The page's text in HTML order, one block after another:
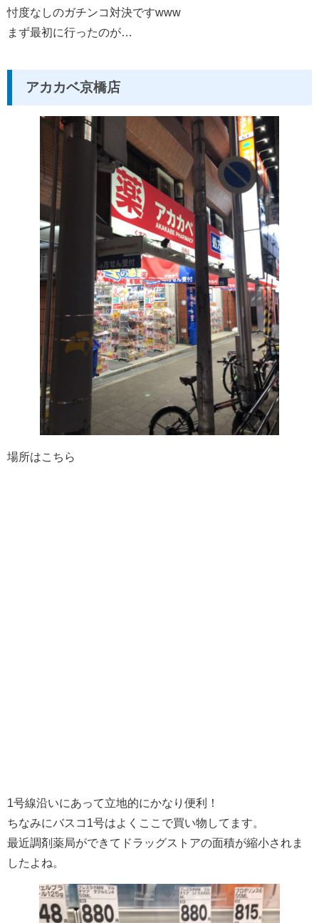
忖度なしのガチンコ対決ですwww
まず最初に行ったのが…
アカカベ京橋店
場所はこちら
1号線沿いにあって立地的にかなり便利！
ちなみにバスコ1号はよくここで買い物してます。
最近調剤薬局ができてドラッグストアの面積が縮小されま
したよね。